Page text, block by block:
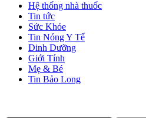
Hệ thống nhà thuốc
Tin tức
Sức Khỏe
Tin Nóng Y Tế
Dinh Dưỡng
Giới Tính
Mẹ & Bé
Tin Bảo Long